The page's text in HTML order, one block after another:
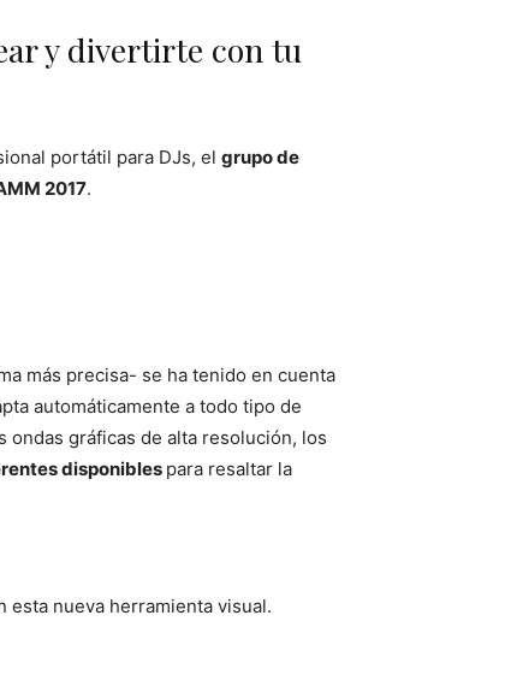
y divertirte con tu
portátil para DJs, el grupo de
2017.
más precisa- se ha tenido en cuenta
automáticamente a todo tipo de
ondas gráficas de alta resolución, los
disponibles para resaltar la
esta nueva herramienta visual.